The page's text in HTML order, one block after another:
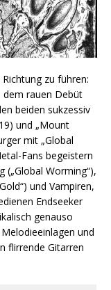
zu führen:
dem rauen Debüt
beiden sukzessiv
und „Mount
mit „Global
Fans begeistern
Worming“),
und Vampiren,
Endseeker
genauso
und
flirrende Gitarren